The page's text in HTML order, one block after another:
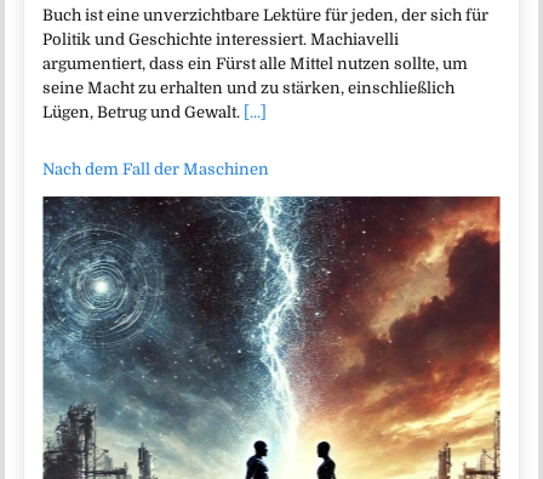
Buch ist eine unverzichtbare Lektüre für jeden, der sich für
Politik und Geschichte interessiert. Machiavelli
argumentiert, dass ein Fürst alle Mittel nutzen sollte, um
seine Macht zu erhalten und zu stärken, einschließlich
Lügen, Betrug und Gewalt. [...]
Nach dem Fall der Maschinen